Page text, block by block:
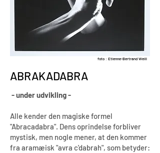
foto : Etienne-Bertrand Weill
ABRAKADABRA
- under udvikling -
Alle kender den magiske formel
"Abracadabra". Dens oprindelse forbliver
mystisk, men nogle mener, at den kommer
fra aramæisk "avra c'dabrah", som betyder: